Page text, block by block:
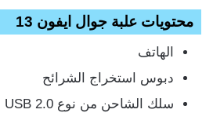
محتويات علبة جوال ايفون 13
الهاتف
دبوس استخراج الشرائح
سلك الشاحن من نوع Lightning, USB 2.0